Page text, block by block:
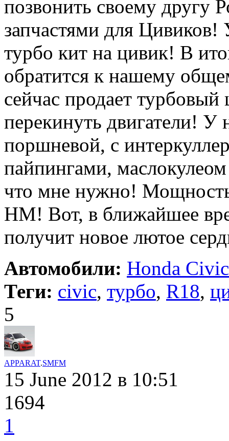
позвонить своему другу
запчастями для Цивиков!
турбо кит на цивик! В
обратится к нашему
сейчас продает
перекинуть двигатели! У
поршневой, с
пайпингами,
что мне нужно!
НМ! Вот, в ближайшее
получит новое лютое
Автомобили: Honda
Теги: civic, турбо, R18,
5
APPARAT.SMFM
15 June 2012 в 10:51
1694
1